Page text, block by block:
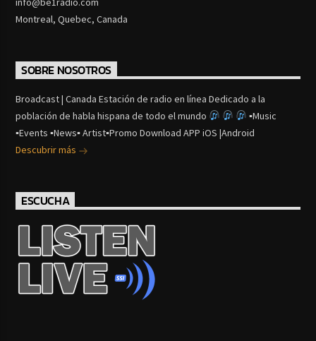
Montreal, Quebec, Canada
SOBRE NOSOTROS
Broadcast | Canada Estación de radio en línea Dedicado a la
población de habla hispana de todo el mundo
▪Music
▪Events ▪News▪ Artist▪Promo Download APP iOS |Android
Descubrir más
ESCUCHA